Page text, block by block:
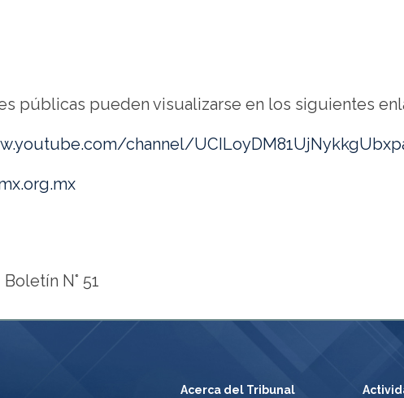
públicas pueden visualizarse en los siguientes
channel/
Boletín N° 51
Acerca del Tribunal